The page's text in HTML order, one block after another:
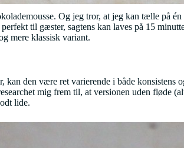
Og jeg tror, at jeg kan tælle på
til gæster, sagtens kan laves på 15
mere klassisk variant.
kan den være ret varierende i både
mig frem til, at versionen uden fløde
lide.